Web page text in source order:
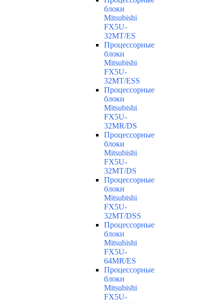
блоки
Mitsubishi
FX5U-
32MT/ES
Процессорные
блоки
Mitsubishi
FX5U-
32MT/ESS
Процессорные
блоки
Mitsubishi
FX5U-
32MR/DS
Процессорные
блоки
Mitsubishi
FX5U-
32MT/DS
Процессорные
блоки
Mitsubishi
FX5U-
32MT/DSS
Процессорные
блоки
Mitsubishi
FX5U-
64MR/ES
Процессорные
блоки
Mitsubishi
FX5U-